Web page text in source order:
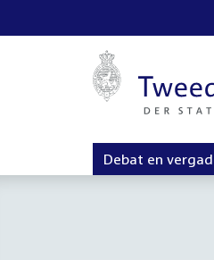
Debat en